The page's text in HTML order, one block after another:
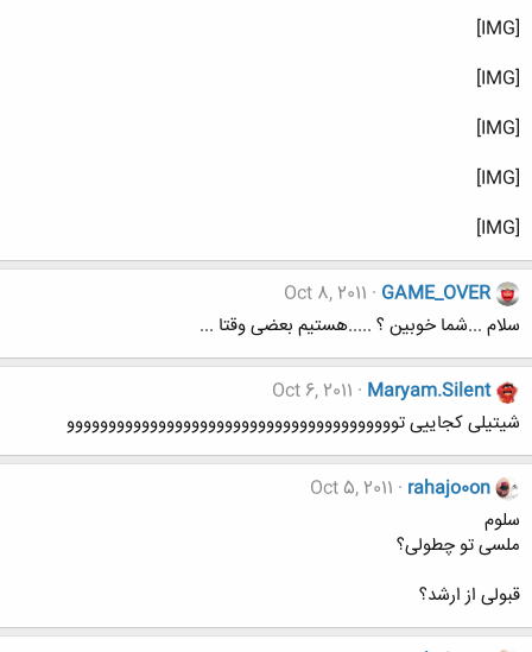
[IMG]
[IMG]
[IMG]
[IMG]
[IMG]
GAME_OVER
Oct 8, 2011
سلام ...شما خوبین ؟ .....هستیم بعضی وقتا ...
Maryam.Silent
Oct 6, 2011
شیتیلی کجاییی توووووووووووووووووووووووووووووووووووووووو
rahajo0on
Oct 5, 2011
سلوم
ملسی تو چطولی؟
قبولی از ارشد؟